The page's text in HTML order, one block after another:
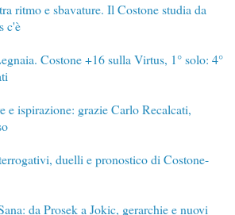
ritmo e sbavature. Il Costone studia da
c'è
Costone +16 sulla Virtus, 1° solo: 4°
e ispirazione: grazie Carlo Recalcati,
duelli e pronostico di Costone-
da Prosek a Jokic, gerarchie e nuovi